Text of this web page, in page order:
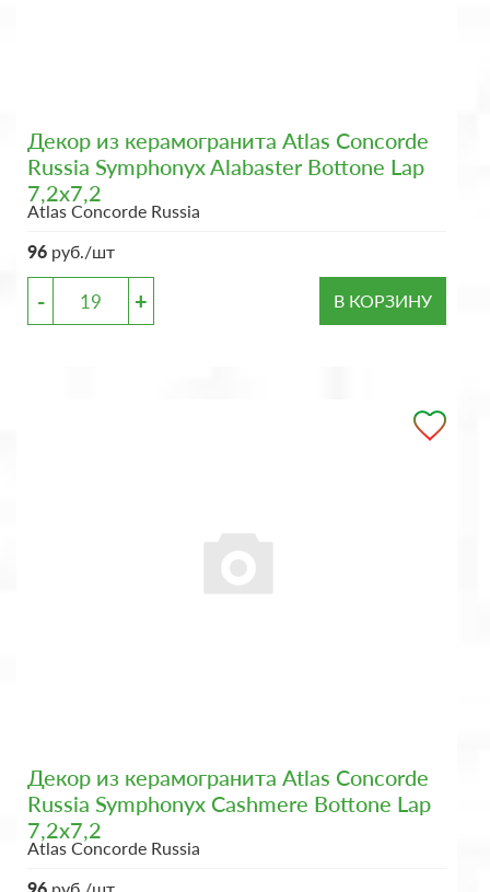
Декор из керамогранита Atlas Concorde
Russia Symphonyx Alabaster Bottone Lap
7,2x7,2
Atlas Concorde Russia
96 руб./шт
- + В КОРЗИНУ
Декор из керамогранита Atlas Concorde
Russia Symphonyx Cashmere Bottone Lap
7,2x7,2
Atlas Concorde Russia